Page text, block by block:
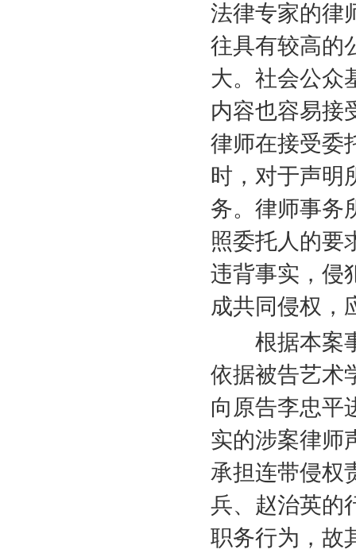
法律专家的律
往具有较高的
大。社会公众
内容也容易接
律师在接受委
时，对于声明
务。律师事务
照委托人的要
违背事实，侵
成共同侵权，
根据本案事
依据被告艺术
向原告李忠平
实的涉案律师
承担连带侵权
兵、赵治英的
职务行为，故